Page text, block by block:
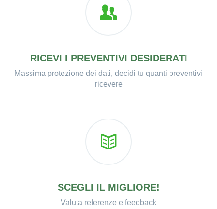
RICEVI I PREVENTIVI DESIDERATI
Massima protezione dei dati, decidi tu quanti preventivi
ricevere
SCEGLI IL MIGLIORE!
Valuta referenze e feedback